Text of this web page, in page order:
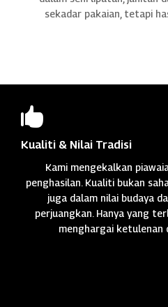
sekadar pakaian, tetapi

Kualiti & Nilai Tradisi
Kami mengekalkan
penghasilan. Kualiti bukan
juga dalam nilai budaya
perjuangkan. Hanya yang
menghargai ketulenan